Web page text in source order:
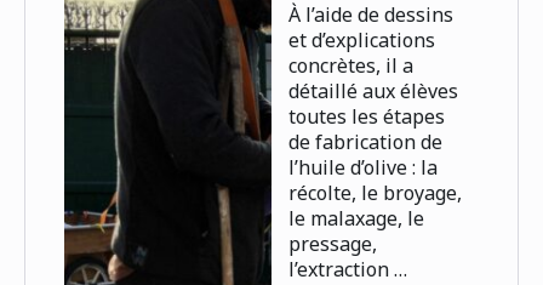
À l’aide de dessins
et d’explications
concrètes, il a
détaillé aux élèves
toutes les étapes
de fabrication de
l’huile d’olive : la
récolte, le broyage,
le malaxage, le
pressage,
l’extraction …